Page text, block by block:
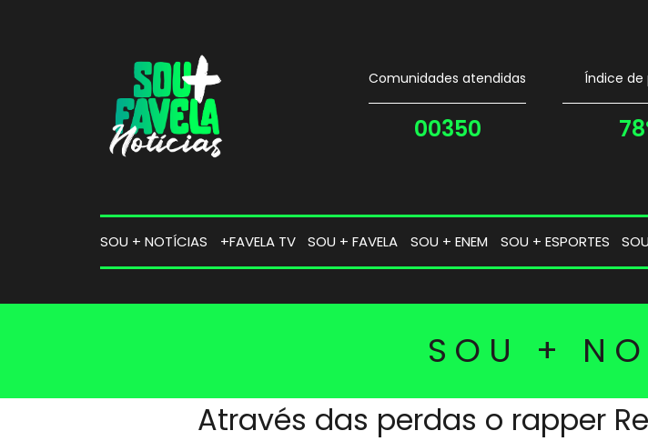
Comunidades atendidas
00350
Índice de
SOU + NOTÍCIAS +FAVELA TV SOU + FAVELA SOU + ENEM SOU + ESPORTES
SOU +
Através das perdas o rapper